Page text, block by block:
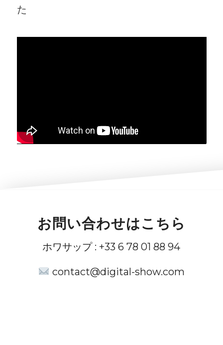
た
お問い合わせはこちら
ホワサップ : +33 6 78 01 88 94
contact@digital-show.com